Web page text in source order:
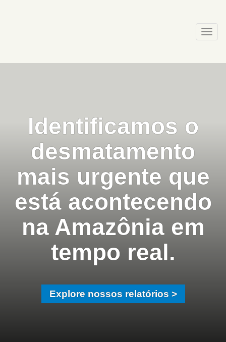
Identificamos o
desmatamento
mais urgente que
está acontecendo
na Amazônia em
tempo real.
Explore nossos relatórios >